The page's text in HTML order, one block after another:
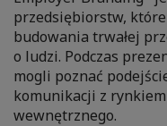
przedsiębiorstw,
budowania trwałej
o ludzi. Podczas
mogli poznać
komunikacji z
wewnętrznego.